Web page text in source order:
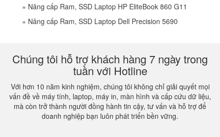
» Nâng cấp Ram, SSD Laptop HP EliteBook 860 G11
» Nâng cấp Ram, SSD Laptop Dell Precision 5690
Chúng tôi hỗ trợ khách hàng 7 ngày trong
tuần với Hotline
Với hơn 10 năm kinh nghiệm, chúng tôi không chỉ giải quyết mọi
vấn đề về máy tính, laptop, máy in, màn hình và cấp cứu dữ liệu,
mà còn trở thành người đồng hành tin cậy, tư vấn và hỗ trợ để
doanh nghiệp bạn luôn phát triển bền vững.